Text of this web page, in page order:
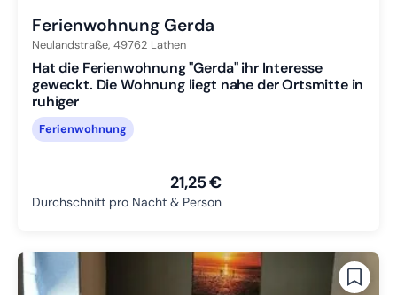
Ferienwohnung Gerda
Neulandstraße, 49762 Lathen
Hat die Ferienwohnung "Gerda" ihr Interesse
geweckt. Die Wohnung liegt nahe der Ortsmitte in
ruhiger
Ferienwohnung
21,25 €
Durchschnitt pro Nacht & Person